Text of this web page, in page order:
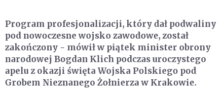
Program profesjonalizacji, który dał podwaliny
pod nowoczesne wojsko zawodowe, został
zakończony - mówił w piątek minister obrony
narodowej Bogdan Klich podczas uroczystego
apelu z okazji święta Wojska Polskiego pod
Grobem Nieznanego Żołnierza w Krakowie.